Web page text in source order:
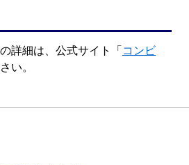
詳細は、公式サイト「 コンビ
い。